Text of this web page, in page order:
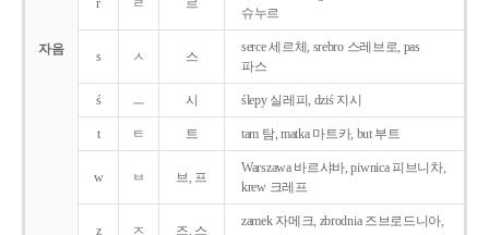
자음
r ㄹ 르
슈누르
s ㅅ 스
serce 세르체, srebro 스레브로, pas
파스
ś ㅡ 시 ślepy 실레피, dziś 지시
t ㅌ 트 tam 탐, matka 마트카, but 부트
w ㅂ 브, 프
Warszawa 바르샤바, piwnica 피브니차,
krew 크레프
z ㅈ 즈, 스
zamek 자메크, zbrodnia 즈브로드니아,